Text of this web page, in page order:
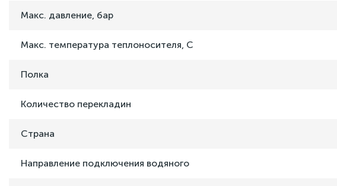
Макс. давление, бар
Макс. температура теплоносителя, C
Полка
Количество перекладин
Страна
Направление подключения водяного